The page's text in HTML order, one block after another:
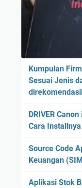
Kumpulan
Sesuai Jenis
DRIVER
Cara Installnya
Source Code
Keuangan
Aplikasi Stok